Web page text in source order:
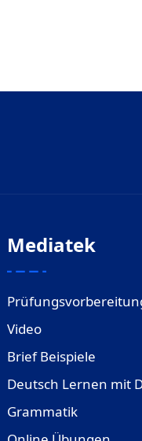
Mediatek
Video
Brief Beispiele
Deutsch Lernen mit
Grammatik